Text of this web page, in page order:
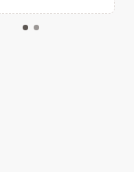
Kalendář událostí
Odebírejte náš newsletter